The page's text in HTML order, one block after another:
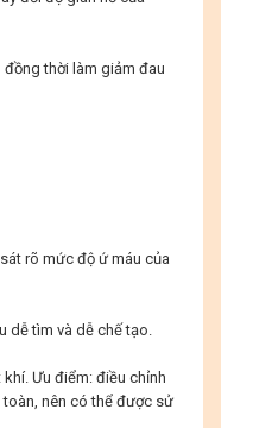
thời làm giảm đau
rõ mức độ ứ máu của
dễ tìm và dễ chế tạo.
Ưu điểm: điều chỉnh
nên có thể được sử